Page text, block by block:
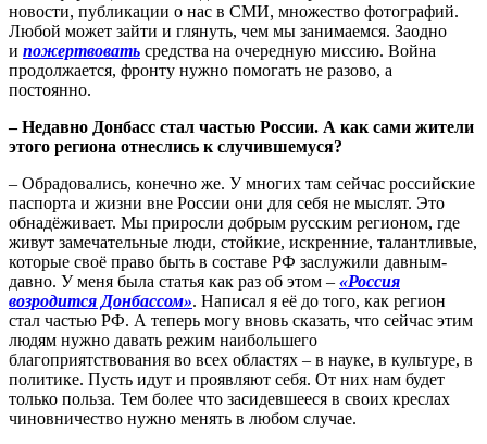
новости, публикации о нас в СМИ, множество фотографий.
Любой может зайти и глянуть, чем мы занимаемся. Заодно
и пожертвовать средства на очередную миссию. Война
продолжается, фронту нужно помогать не разово, а
постоянно.
– Недавно Донбасс стал частью России. А как сами жители
этого региона отнеслись к случившемуся?
– Обрадовались, конечно же. У многих там сейчас российские
паспорта и жизни вне России они для себя не мыслят. Это
обнадёживает. Мы приросли добрым русским регионом, где
живут замечательные люди, стойкие, искренние, талантливые,
которые своё право быть в составе РФ заслужили давным-
давно. У меня была статья как раз об этом – «Россия
возродится Донбассом». Написал я её до того, как регион
стал частью РФ. А теперь могу вновь сказать, что сейчас этим
людям нужно давать режим наибольшего
благоприятствования во всех областях – в науке, в культуре, в
политике. Пусть идут и проявляют себя. От них нам будет
только польза. Тем более что засидевшееся в своих креслах
чиновничество нужно менять в любом случае.